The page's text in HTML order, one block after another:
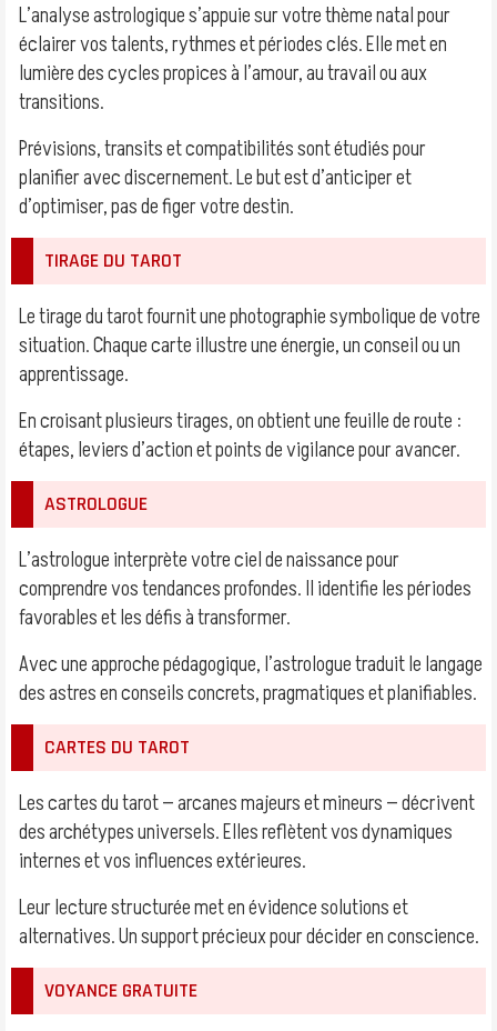
L’analyse astrologique s’appuie sur votre thème natal pour
éclairer vos talents, rythmes et périodes clés. Elle met en
lumière des cycles propices à l’amour, au travail ou aux
transitions.
Prévisions, transits et compatibilités sont étudiés pour
planifier avec discernement. Le but est d’anticiper et
d’optimiser, pas de figer votre destin.
TIRAGE DU TAROT
Le tirage du tarot fournit une photographie symbolique de votre
situation. Chaque carte illustre une énergie, un conseil ou un
apprentissage.
En croisant plusieurs tirages, on obtient une feuille de route :
étapes, leviers d’action et points de vigilance pour avancer.
ASTROLOGUE
L’astrologue interprète votre ciel de naissance pour
comprendre vos tendances profondes. Il identifie les périodes
favorables et les défis à transformer.
Avec une approche pédagogique, l’astrologue traduit le langage
des astres en conseils concrets, pragmatiques et planifiables.
CARTES DU TAROT
Les cartes du tarot — arcanes majeurs et mineurs — décrivent
des archétypes universels. Elles reflètent vos dynamiques
internes et vos influences extérieures.
Leur lecture structurée met en évidence solutions et
alternatives. Un support précieux pour décider en conscience.
VOYANCE GRATUITE